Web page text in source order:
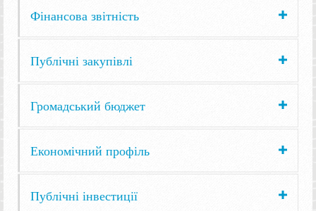
Фінансова звітність
Публічні закупівлі
Громадський бюджет
Економічний профіль
Публічні інвестиції